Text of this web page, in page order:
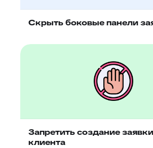
Скрыть боковые панели
Запретить создание
клиента